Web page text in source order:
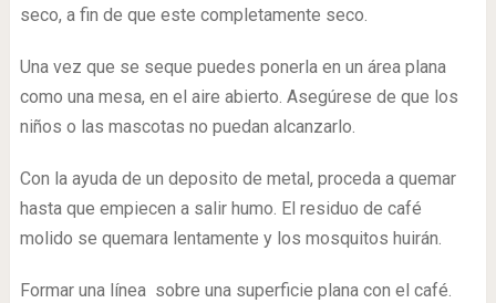
seco, a fin de que este completamente seco.
Una vez que se seque puedes ponerla en un área plana
como una mesa, en el aire abierto. Asegúrese de que los
niños o las mascotas no puedan alcanzarlo.
Con la ayuda de un deposito de metal, proceda a quemar
hasta que empiecen a salir humo. El residuo de café
molido se quemara lentamente y los mosquitos huirán.
Formar una línea sobre una superficie plana con el café.